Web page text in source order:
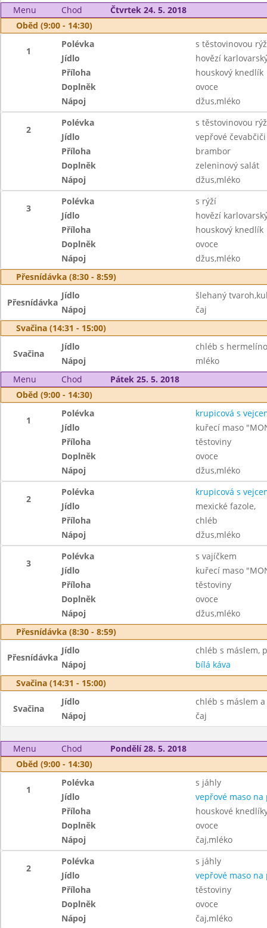
Menu
Chod
Čtvrtek 24. 5. 2018
Oběd (9:00 - 14:30)
1
Polévka
s těstovinovou
Jídlo
hovězí
Příloha
houskový knedlík
Doplněk
ovoce
Nápoj
džus,mléko
2
Polévka
s těstovinovou
Jídlo
vepřové čevabčiči
Příloha
brambor
Doplněk
zeleninový salát
Nápoj
džus,mléko
3
Polévka
s rýží
Jídlo
hovězí
Příloha
houskový knedlík
Doplněk
ovoce
Nápoj
džus,mléko
Přesnídávka (8:30 - 8:59)
Přesnídávka
Jídlo
šlehaný
Nápoj
čaj
Svačina (14:31 - 15:00)
Svačina
Jídlo
chléb s
Nápoj
mléko
Menu
Chod
Pátek 25. 5. 2018
Oběd (9:00 - 14:30)
1
Polévka
krupicová s
Jídlo
kuřecí maso
Příloha
těstoviny
Doplněk
ovoce
Nápoj
džus,mléko
2
Polévka
krupicová s
Jídlo
mexické fazole,
Příloha
chléb
Nápoj
džus,mléko
3
Polévka
s vajíčkem
Jídlo
kuřecí maso
Příloha
těstoviny
Doplněk
ovoce
Nápoj
džus,mléko
Přesnídávka (8:30 - 8:59)
Přesnídávka
Jídlo
chléb s máslem,
Nápoj
bílá káva
Svačina (14:31 - 15:00)
Svačina
Jídlo
chléb s máslem
Nápoj
čaj
Menu Chod
Pondělí 28. 5. 2018
Oběd (9:00 - 14:30)
1
Polévka
s jáhly
Jídlo
vepřové maso na
Příloha
houskové
Doplněk
ovoce
Nápoj
čaj,mléko
2
Polévka
s jáhly
Jídlo
vepřové maso na
Příloha
těstoviny
Doplněk
ovoce
Nápoj
čaj,mléko